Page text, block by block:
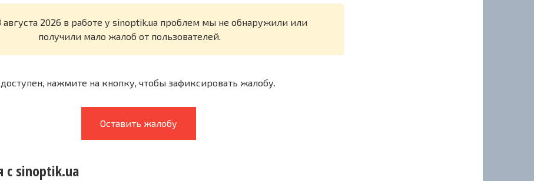
августа 2026 в работе у sinoptik.ua проблем мы не обнаружили или
получили мало жалоб от пользователей.
нажмите на кнопку, чтобы зафиксировать жалобу.
Оставить жалобу
с sinoptik.ua